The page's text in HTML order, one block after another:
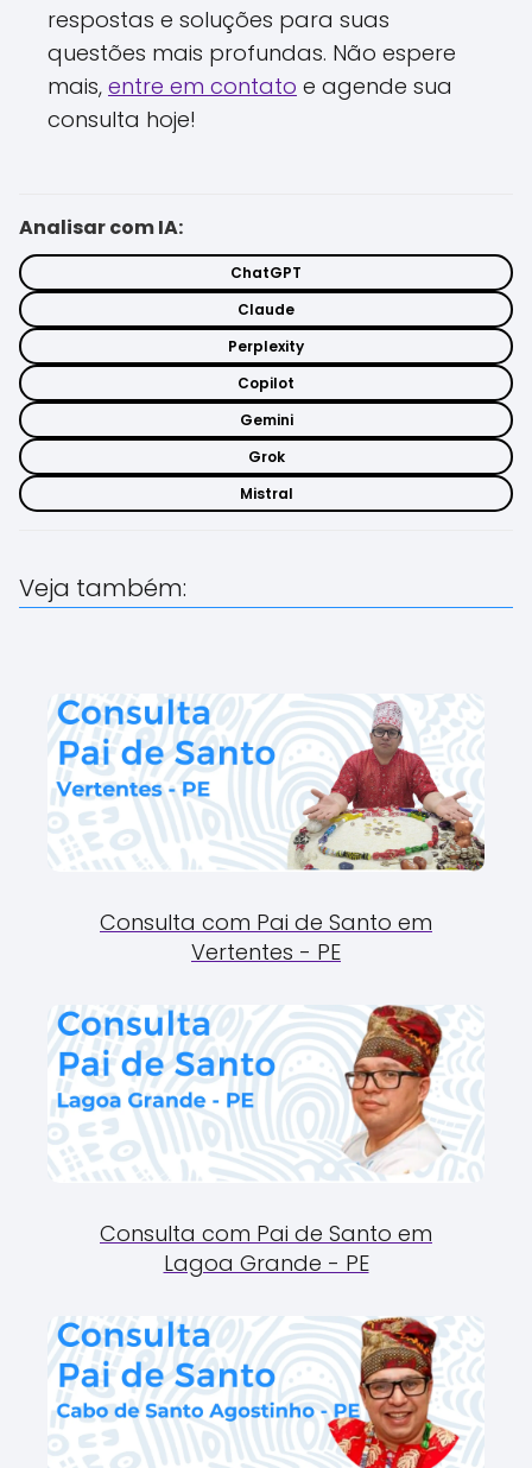
respostas e soluções para suas
questões mais profundas. Não espere
mais, entre em contato e agende sua
consulta hoje!
Analisar com IA:
ChatGPT
Claude
Perplexity
Copilot
Gemini
Grok
Mistral
Veja também:
Consulta com Pai de Santo em
Vertentes - PE
Consulta com Pai de Santo em
Lagoa Grande - PE